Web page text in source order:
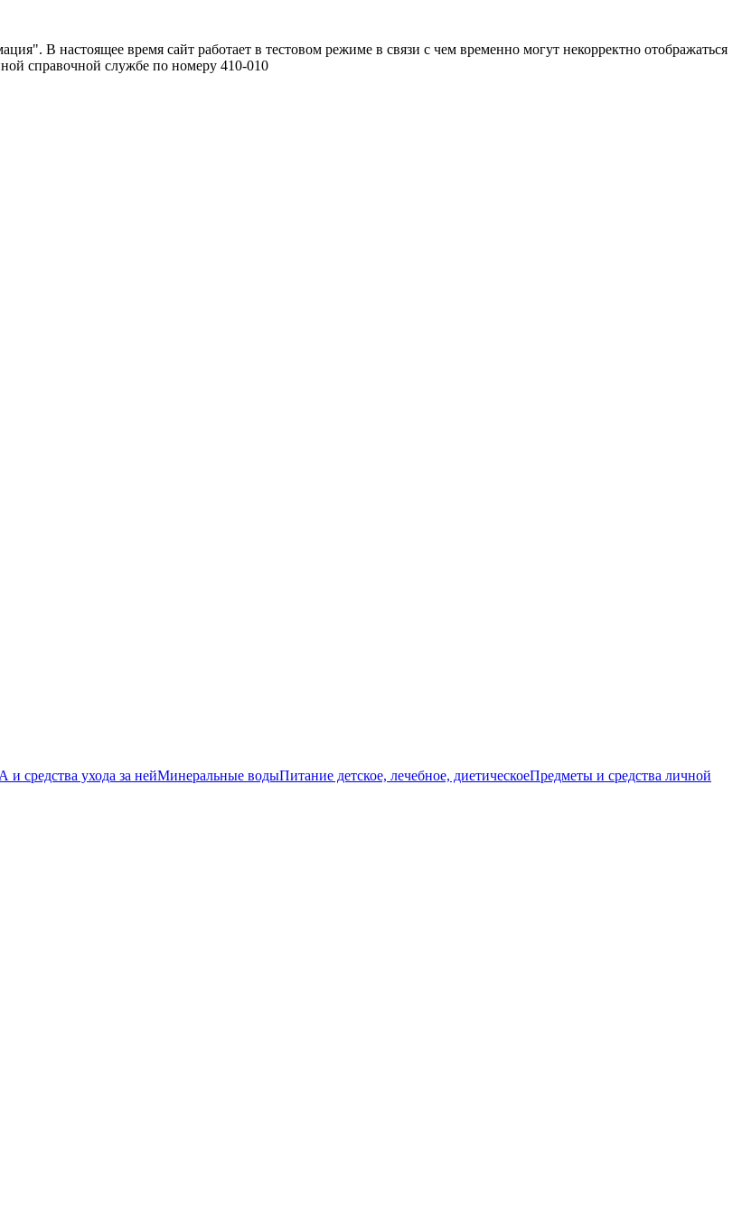
В настоящее время сайт работает в тестовом режиме в связи с чем временно могут некорректно отображаться
справочной службе по номеру 410-010
средства ухода за нейМинеральные водыПитание детское, лечебное, диетическоеПредметы и средства личной